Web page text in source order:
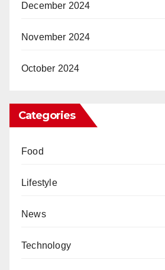
December 2024
November 2024
October 2024
Categories
Food
Lifestyle
News
Technology